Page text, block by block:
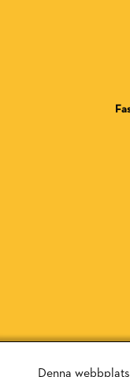
Denna